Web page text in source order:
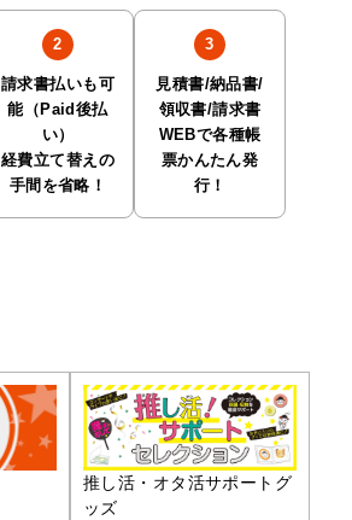
請求書払いも可
能（Paid後払
い）
経費立て替えの
手間を省略！
見積書/納品書/
領収書/請求書
WEBで各種帳
票かんたん発
行！
推し活・オタ活サポートグ
ッズ